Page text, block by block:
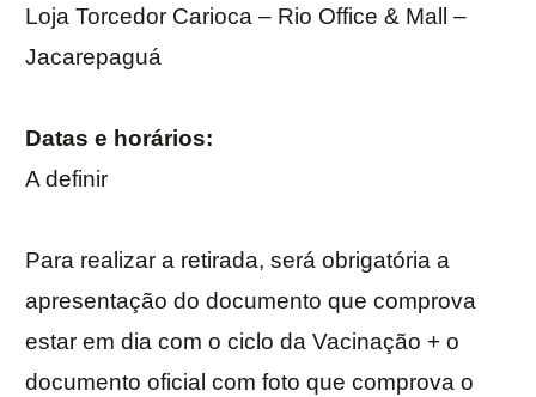
Loja Torcedor Carioca – Rio Office & Mall –
Jacarepaguá
Datas e horários:
A definir
Para realizar a retirada, será obrigatória a
apresentação do documento que comprova
estar em dia com o ciclo da Vacinação + o
documento oficial com foto que comprova o